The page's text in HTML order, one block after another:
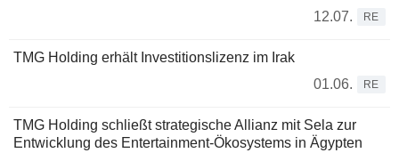
12.07.
RE
TMG Holding erhält Investitionslizenz im Irak
01.06.
RE
TMG Holding schließt strategische Allianz mit Sela zur
Entwicklung des Entertainment-Ökosystems in Ägypten